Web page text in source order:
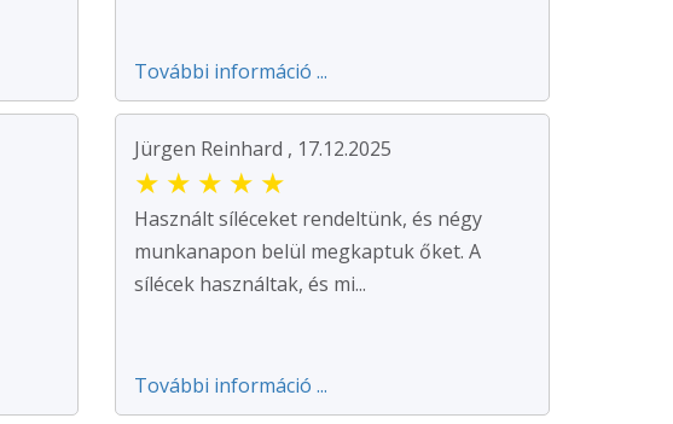
További információ ...
Jürgen Reinhard , 17.12.2025
★ ★ ★ ★ ★
Használt síléceket rendeltünk, és négy
munkanapon belül megkaptuk őket. A
sílécek használtak, és mi...
További információ ...